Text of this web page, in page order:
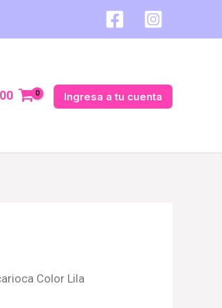
Ingresa a tu cuenta
Color Lila